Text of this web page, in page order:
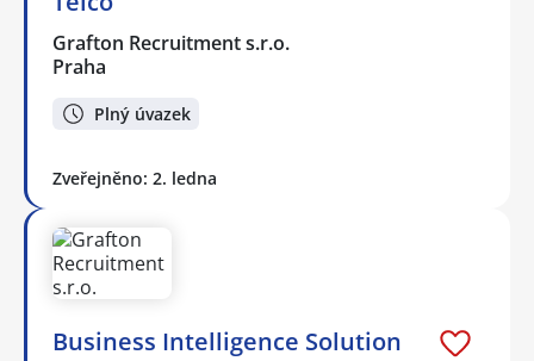
Grafton Recruitment s.r.o.
Praha
Plný úvazek
Zveřejněno: 2. ledna
Business Intelligence Solution